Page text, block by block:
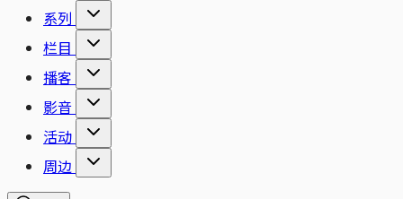
系列
栏目
播客
影音
活动
周边